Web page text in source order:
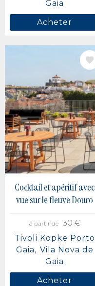
Gaia
Acheter
Cocktail et apéritif avec
vue sur le fleuve Douro
à partir de
30 €
Tivoli Kopke Porto
Gaia
Vila Nova de
Gaia
Acheter